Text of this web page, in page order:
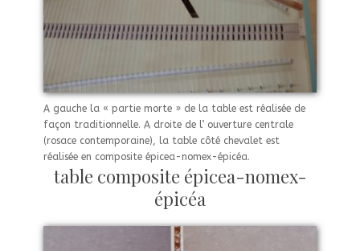
A gauche la « partie morte » de la table est réalisée de
façon traditionnelle. A droite de l’ ouverture centrale
(rosace contemporaine), la table côté chevalet est
réalisée en composite épicea-nomex-épicéa.
table composite épicea-nomex-
épicéa